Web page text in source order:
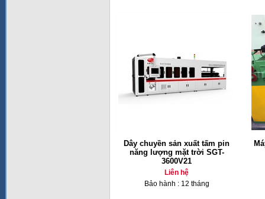
Dây chuyền sản xuất tấm pin
năng lượng mặt trời SGT-
3600V21
Liên hệ
Bảo hành : 12 tháng